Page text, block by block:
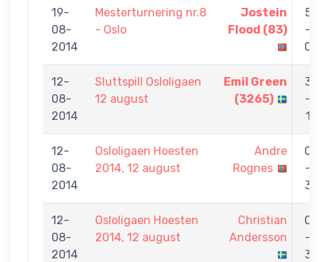
19-
08-
2014
Mesterturnering nr.8
- Oslo
Jostein
Flood (83)
5
-
0
12-
08-
2014
Sluttspill Osloligaen
12 august
Emil Green
(3265)
3
-
1
12-
08-
2014
Osloligaen Hoesten
2014, 12 august
Andre
Rognes
0
-
3
12-
08-
2014
Osloligaen Hoesten
2014, 12 august
Christian
Andersson
0
-
3